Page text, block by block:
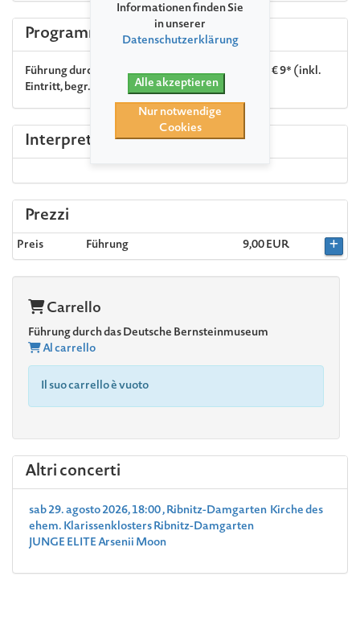
Programma
Führung durch das Deutsche Bernsteinmuseum · € 9* (inkl.
Eintritt, begr. Kapazität)
Interpreti
Prezzi
Preis Führung 9,00 EUR
Carrello
Führung durch das Deutsche Bernsteinmuseum
Al carrello
Il suo carrello è vuoto
Altri concerti
sab 29. agosto 2026, 18:00 , Ribnitz-Damgarten Kirche des
ehem. Klarissenklosters Ribnitz-Damgarten
JUNGE ELITE Arsenii Moon
Informationen finden Sie
in unserer
Datenschutzerklärung
Alle akzeptieren
Nur notwendige
Cookies